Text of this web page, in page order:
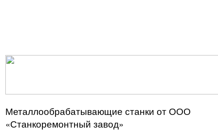
Металлообрабатывающие станки от ООО
«Станкоремонтный завод»